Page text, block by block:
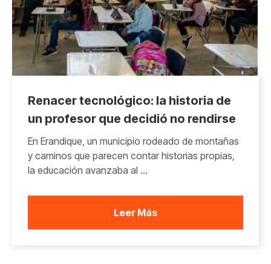
Renacer tecnológico: la historia de
un profesor que decidió no rendirse
En Erandique, un municipio rodeado de montañas
y caminos que parecen contar historias propias,
la educación avanzaba al ...
Leer Más